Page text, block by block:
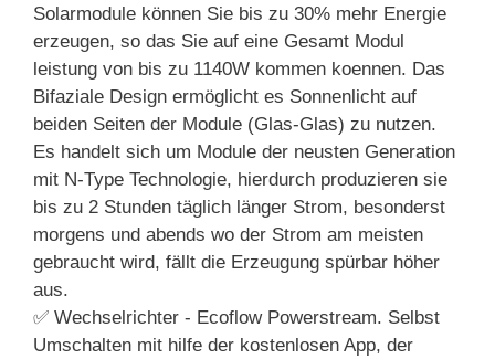
Solarmodule können Sie bis zu 30% mehr Energie
erzeugen, so das Sie auf eine Gesamt Modul
leistung von bis zu 1140W kommen koennen. Das
Bifaziale Design ermöglicht es Sonnenlicht auf
beiden Seiten der Module (Glas-Glas) zu nutzen.
Es handelt sich um Module der neusten Generation
mit N-Type Technologie, hierdurch produzieren sie
bis zu 2 Stunden täglich länger Strom, besonderst
morgens und abends wo der Strom am meisten
gebraucht wird, fällt die Erzeugung spürbar höher
aus.
✅ Wechselrichter - Ecoflow Powerstream. Selbst
Umschalten mit hilfe der kostenlosen App, der